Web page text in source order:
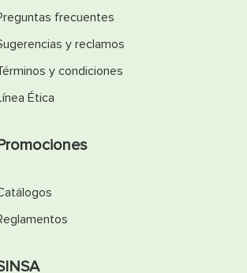
frecuentes
y reclamos
y condiciones
Ética